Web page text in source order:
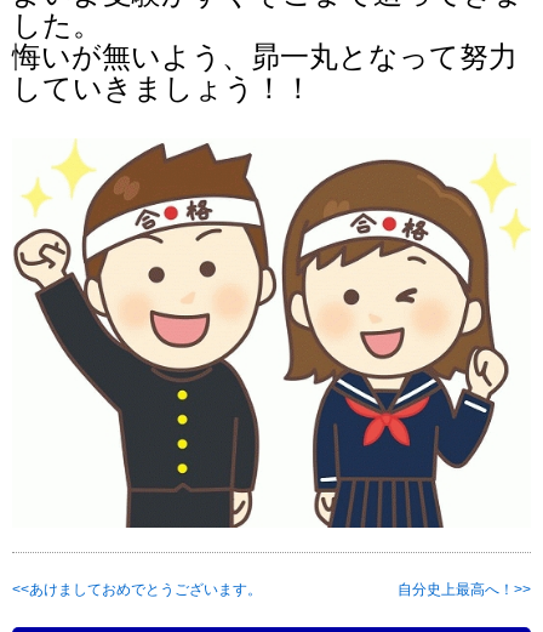
した。
悔いが無いよう、昴一丸となって努力
していきましょう！！
あけましておめでとうございます。 自分史上最高へ！